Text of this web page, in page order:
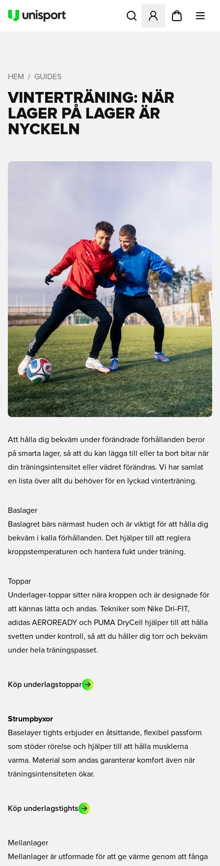
Öppnar en Modal för att
HEM GUIDES
VINTERTRÄNING: NÄR
LAGER PÅ LAGER ÄR
NYCKELN
Att hålla dig bekväm under förändrade förhållanden beror
på smarta lager, så att du kan lägga till eller ta bort bitar när
din träningsintensitet eller vädret förändras. Vi har samlat
en lista över allt du behöver för en lyckad vinterträning.
Baslager
Baslagret bärs närmast huden och är viktigt för att hålla dig
bekväm i kalla förhållanden. Det hjälper till att reglera
kroppstemperaturen och hantera fukt under träning.
Toppar
Underlager-toppar sitter nära kroppen och är designade för
att kännas lätta och andas. Tekniker som Nike Dri-FIT,
adidas AEROREADY och PUMA DryCell hjälper till att hålla
svetten under kontroll, så att du håller dig torr och bekväm
under hela träningspasset.
Köp underlagstoppar
Strumpbyxor
Baselayer tights erbjuder en åtsittande, flexibel passform
som stöder rörelse och hjälper till att hålla musklerna
varma. Material som andas garanterar komfort även när
träningsintensiteten ökar.
Köp underlagstights
Mellanlager
Mellanlager är utformade för att ge värme genom att fånga